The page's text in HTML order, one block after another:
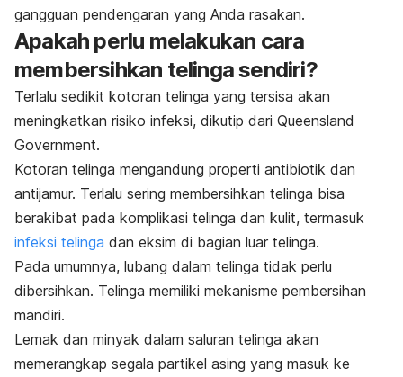
gangguan pendengaran yang Anda rasakan.
Apakah perlu melakukan cara
membersihkan telinga sendiri?
Terlalu sedikit kotoran telinga yang tersisa akan
meningkatkan risiko infeksi, dikutip dari Queensland
Government.
Kotoran telinga mengandung properti antibiotik dan
antijamur. Terlalu sering membersihkan telinga bisa
berakibat pada komplikasi telinga dan kulit, termasuk
infeksi telinga dan eksim di bagian luar telinga.
Pada umumnya, lubang dalam telinga tidak perlu
dibersihkan. Telinga memiliki mekanisme pembersihan
mandiri.
Lemak dan minyak dalam saluran telinga akan
memerangkap segala partikel asing yang masuk ke